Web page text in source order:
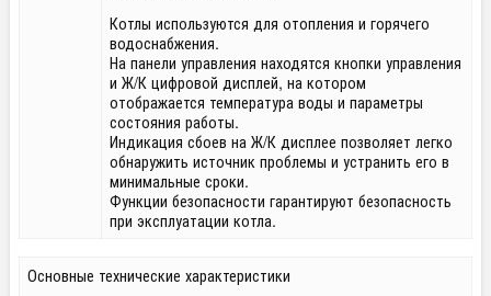
Котлы используются для отопления и горячего
водоснабжения.
На панели управления находятся кнопки управления
и Ж/К цифровой дисплей, на котором
отображается температура воды и параметры
состояния работы.
Индикация сбоев на Ж/К дисплее позволяет легко
обнаружить источник проблемы и устранить его в
минимальные сроки.
Функции безопасности гарантируют безопасность
при эксплуатации котла.
Основные технические характеристики